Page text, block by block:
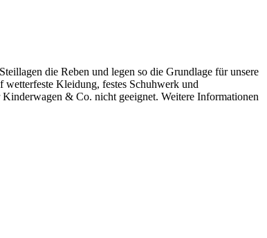
die Reben und legen so die Grundlage für unsere
wetterfeste Kleidung, festes Schuhwerk und
& Co. nicht geeignet. Weitere Informationen